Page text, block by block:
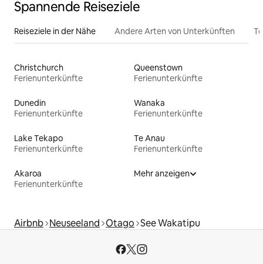
Spannende Reiseziele
Reiseziele in der Nähe Andere Arten von Unterkünften
Christchurch
Ferienunterkünfte
Queenstown
Ferienunterkünfte
Dunedin
Ferienunterkünfte
Wanaka
Ferienunterkünfte
Lake Tekapo
Ferienunterkünfte
Te Anau
Ferienunterkünfte
Akaroa
Ferienunterkünfte
Mehr anzeigen
Airbnb Neuseeland Otago See Wakatipu